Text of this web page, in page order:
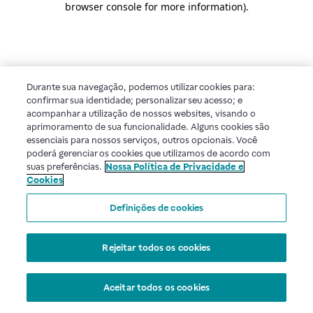
browser console for more information).
Durante sua navegação, podemos utilizar cookies para:
confirmar sua identidade; personalizar seu acesso; e
acompanhar a utilização de nossos websites, visando o
aprimoramento de sua funcionalidade. Alguns cookies são
essenciais para nossos serviços, outros opcionais. Você
poderá gerenciar os cookies que utilizamos de acordo com
suas preferências. Nossa Política de Privacidade e
Cookies
Definições de cookies
Rejeitar todos os cookies
Aceitar todos os cookies